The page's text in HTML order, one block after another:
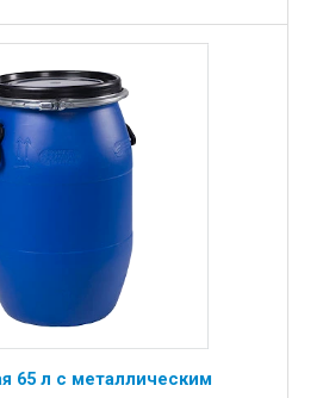
65 л с металлическим